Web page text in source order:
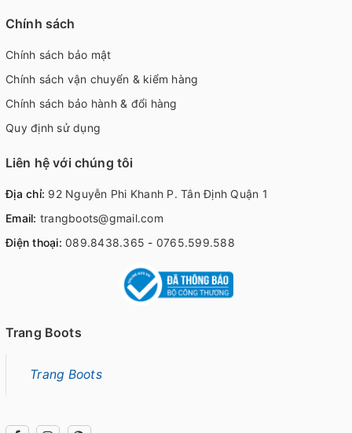
Chính sách
Chính sách bảo mật
Chính sách vận chuyển & kiểm hàng
Chính sách bảo hành & đổi hàng
Quy định sử dụng
Liên hệ với chúng tôi
Địa chỉ: 92 Nguyễn Phi Khanh P. Tân Định Quận 1
Email: trangboots@gmail.com
Điện thoại: 089.8438.365 - 0765.599.588
Trang Boots
Trang Boots